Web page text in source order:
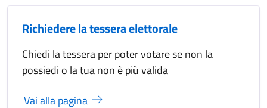
Richiedere la tessera elettorale
Chiedi la tessera per poter votare se non la
possiedi o la tua non è più valida
Vai alla pagina